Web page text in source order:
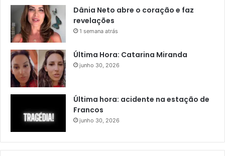
Dânia Neto abre o coração e faz
revelações
1 semana atrás
Última Hora: Catarina Miranda
junho 30, 2026
Última hora: acidente na estação de
Francos
junho 30, 2026